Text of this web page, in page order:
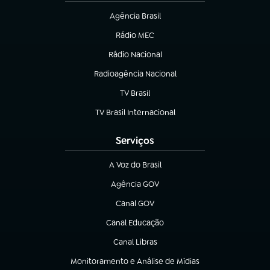
Agência Brasil
(abre em nova aba)
Rádio MEC
Rádio Nacional
(abre em nova aba)
Radioagência Nacional
(abre em nova aba)
TV Brasil
(abre em nova aba)
TV Brasil Internacional
(abre em nova aba)
Serviços
A Voz do Brasil
(abre em nova aba)
Agência GOV
(abre em nova aba)
Canal GOV
(abre em nova aba)
Canal Educação
(abre em nova aba)
Canal Libras
(abre em nova aba)
Monitoramento e Análise de Mídias
(abre em nova aba)